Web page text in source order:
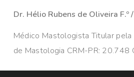
Dr. Hélio Rubens de Oliveira F.º
Médico Mastologista Titular pela
de Mastologia CRM-PR: 20.748